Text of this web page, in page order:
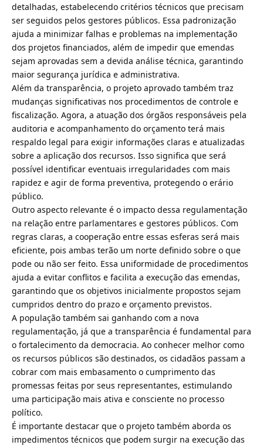
detalhadas, estabelecendo critérios técnicos que precisam
ser seguidos pelos gestores públicos. Essa padronização
ajuda a minimizar falhas e problemas na implementação
dos projetos financiados, além de impedir que emendas
sejam aprovadas sem a devida análise técnica, garantindo
maior segurança jurídica e administrativa.
Além da transparência, o projeto aprovado também traz
mudanças significativas nos procedimentos de controle e
fiscalização. Agora, a atuação dos órgãos responsáveis pela
auditoria e acompanhamento do orçamento terá mais
respaldo legal para exigir informações claras e atualizadas
sobre a aplicação dos recursos. Isso significa que será
possível identificar eventuais irregularidades com mais
rapidez e agir de forma preventiva, protegendo o erário
público.
Outro aspecto relevante é o impacto dessa regulamentação
na relação entre parlamentares e gestores públicos. Com
regras claras, a cooperação entre essas esferas será mais
eficiente, pois ambas terão um norte definido sobre o que
pode ou não ser feito. Essa uniformidade de procedimentos
ajuda a evitar conflitos e facilita a execução das emendas,
garantindo que os objetivos inicialmente propostos sejam
cumpridos dentro do prazo e orçamento previstos.
A população também sai ganhando com a nova
regulamentação, já que a transparência é fundamental para
o fortalecimento da democracia. Ao conhecer melhor como
os recursos públicos são destinados, os cidadãos passam a
cobrar com mais embasamento o cumprimento das
promessas feitas por seus representantes, estimulando
uma participação mais ativa e consciente no processo
político.
É importante destacar que o projeto também aborda os
impedimentos técnicos que podem surgir na execução das